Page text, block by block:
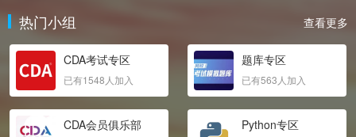
热门小组 查看更多
CDA考试专区
已有1548人加入
题库专区
已有563人加入
CDA会员俱乐部 Python专区